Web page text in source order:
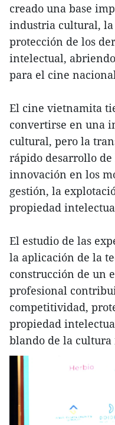
creado una base
industria cultural,
protección de los
intelectual,
para el cine
El cine vietnamita
convertirse en una
cultural, pero la
rápido desarrollo
innovación en los
gestión, la
propiedad
El estudio de las
la aplicación de la
construcción de un
profesional
competitividad,
propiedad
blando de la